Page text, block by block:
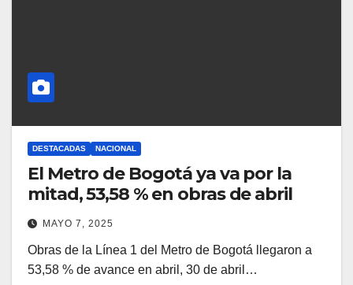
DESTACADAS NACIONAL
El Metro de Bogotá ya va por la
mitad, 53,58 % en obras de abril
MAYO 7, 2025
Obras de la Línea 1 del Metro de Bogotá llegaron a
53,58 % de avance en abril, 30 de abril…